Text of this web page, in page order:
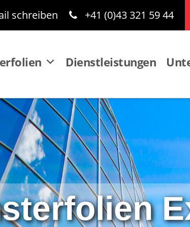
schreiben +41 (0)43 321 59 44
Dienstleistungen